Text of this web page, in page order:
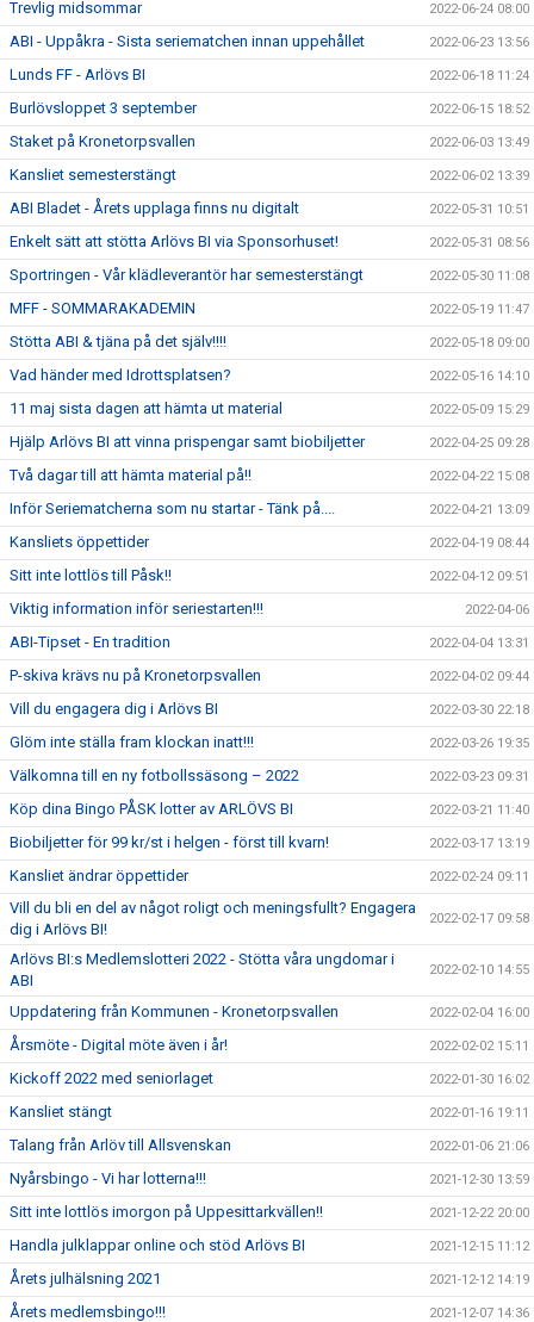
Trevlig midsommar 2022-06-24 08:00
ABI - Uppåkra - Sista seriematchen innan uppehållet 2022-06-23 13:56
Lunds FF - Arlövs BI 2022-06-18 11:24
Burlövsloppet 3 september 2022-06-15 18:52
Staket på Kronetorpsvallen 2022-06-03 13:49
Kansliet semesterstängt 2022-06-02 13:39
ABI Bladet - Årets upplaga finns nu digitalt 2022-05-31 10:51
Enkelt sätt att stötta Arlövs BI via Sponsorhuset! 2022-05-31 08:56
Sportringen - Vår klädleverantör har semesterstängt 2022-05-30 11:08
MFF - SOMMARAKADEMIN 2022-05-19 11:47
Stötta ABI & tjäna på det själv!!!! 2022-05-18 09:00
Vad händer med Idrottsplatsen? 2022-05-16 14:10
11 maj sista dagen att hämta ut material 2022-05-09 15:29
Hjälp Arlövs BI att vinna prispengar samt biobiljetter 2022-04-25 09:28
Två dagar till att hämta material på!! 2022-04-22 15:08
Inför Seriematcherna som nu startar - Tänk på.... 2022-04-21 13:09
Kansliets öppettider 2022-04-19 08:44
Sitt inte lottlös till Påsk!! 2022-04-12 09:51
Viktig information inför seriestarten!!! 2022-04-06
ABI-Tipset - En tradition 2022-04-04 13:31
P-skiva krävs nu på Kronetorpsvallen 2022-04-02 09:44
Vill du engagera dig i Arlövs BI 2022-03-30 22:18
Glöm inte ställa fram klockan inatt!!! 2022-03-26 19:35
Välkomna till en ny fotbollssäsong – 2022 2022-03-23 09:31
Köp dina Bingo PÅSK lotter av ARLÖVS BI 2022-03-21 11:40
Biobiljetter för 99 kr/st i helgen - först till kvarn! 2022-03-17 13:19
Kansliet ändrar öppettider 2022-02-24 09:11
Vill du bli en del av något roligt och meningsfullt? Engagera
dig i Arlövs BI!
2022-02-17 09:58
Arlövs BI:s Medlemslotteri 2022 - Stötta våra ungdomar i
ABI
2022-02-10 14:55
Uppdatering från Kommunen - Kronetorpsvallen 2022-02-04 16:00
Årsmöte - Digital möte även i år! 2022-02-02 15:11
Kickoff 2022 med seniorlaget 2022-01-30 16:02
Kansliet stängt 2022-01-16 19:11
Talang från Arlöv till Allsvenskan 2022-01-06 21:06
Nyårsbingo - Vi har lotterna!!! 2021-12-30 13:59
Sitt inte lottlös imorgon på Uppesittarkvällen!! 2021-12-22 20:00
Handla julklappar online och stöd Arlövs BI 2021-12-15 11:12
Årets julhälsning 2021 2021-12-12 14:19
Årets medlemsbingo!!! 2021-12-07 14:36